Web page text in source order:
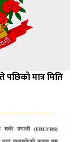
पछिको मात्र मिति